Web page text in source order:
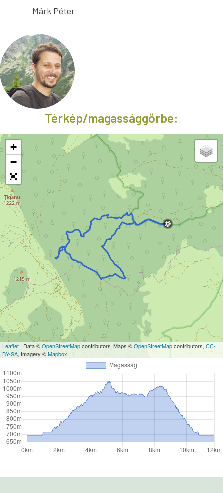
Márk Péter
Térkép/magassággörbe:
+
−
Leaflet | Data ©OpenStreetMapcontributors, Maps ©OpenStreetMapcontributors, CC-
BY-SA, Imagery ©Mapbox